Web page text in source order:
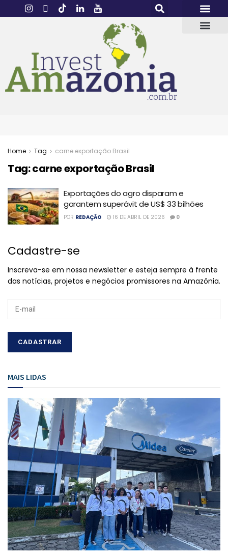
Home Tag carne exportação Brasil
Tag:carne exportação Brasil
Exportações do agro disparam e
garantem superávit de US$ 33 bilhões
POR REDAÇÃO 16 DE ABRIL DE 2026 0
Cadastre-se
Inscreva-se em nossa newsletter e esteja sempre à frente
das notícias, projetos e negócios promissores na Amazônia.
MAIS LIDAS